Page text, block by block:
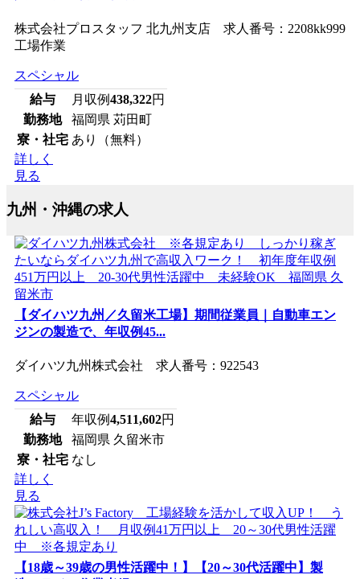
株式会社プロスタッフ 北九州支店 求人番号：2208kk999
工場作業
スペシャル
給与
月収例438,322円
勤務地
福岡県 苅田町
寮・社宅 あり（無料）
詳しく
見る
九州・沖縄の求人
【ダイハツ九州／久留米工場】期間従業員｜自動車エン
ジンの製造で、年収例45...
ダイハツ九州株式会社 求人番号：922543
スペシャル
給与
年収例4,511,602円
勤務地
福岡県 久留米市
寮・社宅 なし
詳しく
見る
【18歳～39歳の男性活躍中！】【20～30代活躍中】製